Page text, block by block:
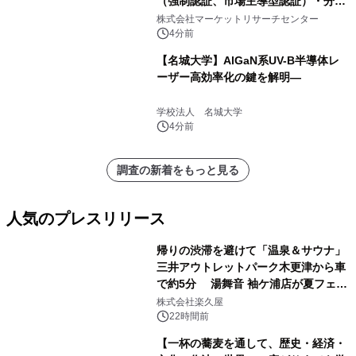
レポートを発表
株式会社マーケットリサーチセンター
4分前
【名城大学】AlGaN系UV-B半導体レ
ーザー高効率化の鍵を解明―
学校法人 名城大学
4分前
調査の新着をもっと見る
人気のプレスリリース
帰りの渋滞を避けて「温泉＆サウナ」
三井アウトレットパーク木更津から車
で約5分 湯舞音 袖ケ浦店が夏フェア
メニューを提供
株式会社楽久屋
22時間前
【一杯の蕎麦を通して、歴史・経済・